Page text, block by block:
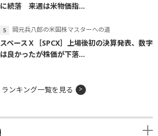
に続落 来週は米物価指...
岡元兵八郎の米国株マスターへの道
スペースＸ［SPCX］上場後初の決算発表、数字
は良かったが株価が下落...
ランキング一覧を見る